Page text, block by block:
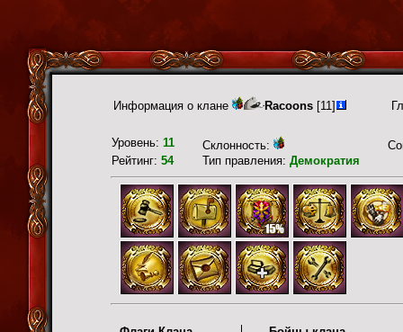
Информация о клане Racoons [11]
Уровень: 11 Склонность:
Рейтинг: 54 Тип правления: Демократия